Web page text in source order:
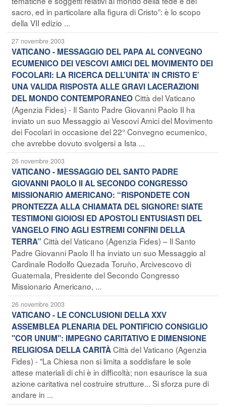
sacro, ed in particolare alla figura di Cristo”: è lo scopo
della VII edizio ...
27 novembre 2003
VATICANO - MESSAGGIO DEL PAPA AL CONVEGNO
ECUMENICO DEI VESCOVI AMICI DEL MOVIMENTO DEI
FOCOLARI: LA RICERCA DELL’UNITA’ IN CRISTO E’
UNA VALIDA RISPOSTA ALLE GRAVI LACERAZIONI
DEL MONDO CONTEMPORANEOCittà del Vaticano
(Agenzia Fides) - Il Santo Padre Giovanni Paolo II ha
inviato un suo Messaggio ai Vescovi Amici del Movimento
dei Focolari in occasione del 22° Convegno ecumenico,
che avrebbe dovuto svolgersi a Ista ...
26 novembre 2003
VATICANO - MESSAGGIO DEL SANTO PADRE
GIOVANNI PAOLO II AL SECONDO CONGRESSO
MISSIONARIO AMERICANO: “RISPONDETE CON
PRONTEZZA ALLA CHIAMATA DEL SIGNORE! SIATE
TESTIMONI GIOIOSI ED APOSTOLI ENTUSIASTI DEL
VANGELO FINO AGLI ESTREMI CONFINI DELLA
TERRA” Città del Vaticano (Agenzia Fides) – Il Santo
Padre Giovanni Paolo II ha inviato un suo Messaggio al
Cardinale Rodolfo Quezada Toruño, Arcivescovo di
Guatemala, Presidente del Secondo Congresso
Missionario Americano, ...
26 novembre 2003
VATICANO - LE CONCLUSIONI DELLA XXV
ASSEMBLEA PLENARIA DEL PONTIFICIO CONSIGLIO
"COR UNUM": IMPEGNO CARITATIVO E DIMENSIONE
RELIGIOSA DELLA CARITÀCittà del Vaticano (Agenzia
Fides) - "La Chiesa non si limita a soddisfare le sole
attese materiali di chi è in difficoltà; non esaurisce la sua
azione caritativa nel costruire strutture... Si sforza pure di
andare in ...